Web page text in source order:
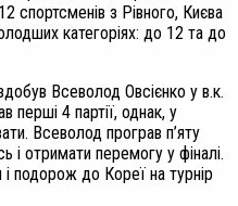
спортсменів з Рівного, Києва
категоріях: до 12 та до
Всеволод Овсієнко у в.к.
перші 4 партії, однак, у
Всеволод програв п’яту
і отримати перемогу у фіналі.
подорож до Кореї на турнір